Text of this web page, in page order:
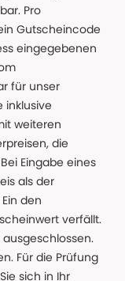
Pro
Gutscheincode
eingegebenen
für unser
inklusive
weiteren
die
Eingabe eines
als der
den
verfällt.
Für die Prüfung
sich in Ihr